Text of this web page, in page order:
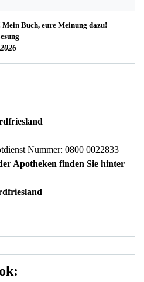
Buch, eure Meinung dazu! –
Nummer: 0800 0022833
Apotheken finden Sie hinter